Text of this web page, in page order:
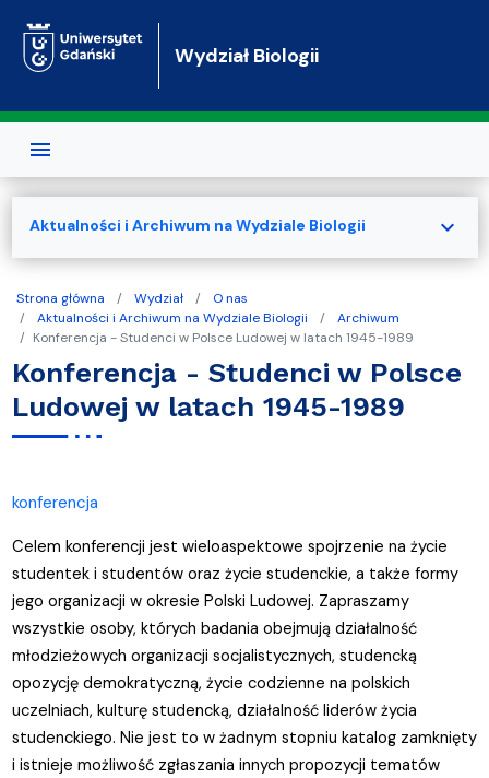
Wydział Biologii
Strona główna Wydział
O nas
Aktualności i Archiwum na Wydziale Biologii
Archiwum
Konferencja - Studenci w Polsce Ludowej w latach 1945-1989
Konferencja - Studenci w Polsce
Ludowej w latach 1945-1989
konferencja
Celem konferencji jest wieloaspektowe spojrzenie na życie
studentek i studentów oraz życie studenckie, a także formy
jego organizacji w okresie Polski Ludowej. Zapraszamy
wszystkie osoby, których badania obejmują działalność
młodzieżowych organizacji socjalistycznych, studencką
opozycję demokratyczną, życie codzienne na polskich
uczelniach, kulturę studencką, działalność liderów życia
studenckiego. Nie jest to w żadnym stopniu katalog zamknięty
i istnieje możliwość zgłaszania innych propozycji tematów
Aktualności i Archiwum na Wydziale Biologii expand_more